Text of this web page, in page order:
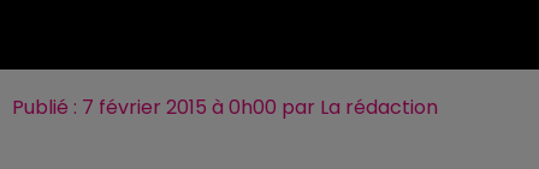
Publié : 7 février 2015 à 0h00 par La rédaction